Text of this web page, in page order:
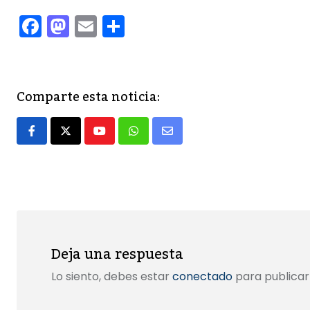
F
a
e
b
o
M
a
o
d
o
E
m
l p
ar
tir
Comparte esta noticia:
YoutubeWhatsapp
Share
Deja una respuesta
Lo siento, debes estar conectado para